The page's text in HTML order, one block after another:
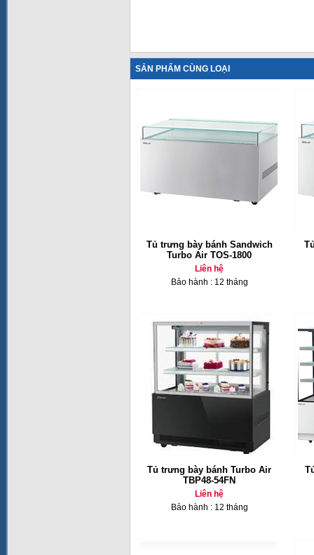
SẢN PHẨM CÙNG LOẠI
Tủ trưng bày bánh Sandwich
Turbo Air TOS-1800
Liên hệ
Bảo hành : 12 tháng
Tủ trưng bày bánh Turbo Air
TBP48-54FN
Liên hệ
Bảo hành : 12 tháng